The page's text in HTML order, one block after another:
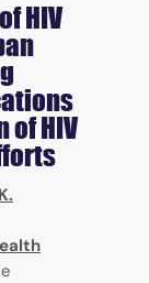
HIV
of HIV
K.